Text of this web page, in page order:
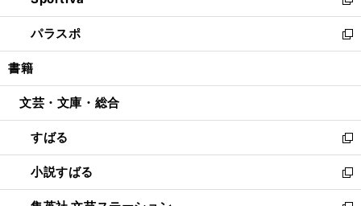
ウ
で
開
ン
ド
ウ
開
ウ
ィ
ン
ウ
開
く
新
し
い
ウ
ン
ウ
で
開
く
パラスポ
新
し
ウ
ン
ド
ウ
で
開
書籍
文芸・文庫・総合
すばる
新
し
い
ウ
小説すばる
新
し